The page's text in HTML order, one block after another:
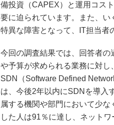
備投資（CAPEX）と運用コス
要に迫られています。また、
特異な障害となって、IT担当者
今回の調査結果では、回答者
や予算が求められる業務に対
SDN（Software Defined
は、今後2年以内にSDNを導入
属する機関や部門において少
した人は91％に達し、ネット